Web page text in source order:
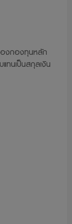
องกองทุนหลัก
นเป็นสกุลเงิน
ก.ล.ต. และ
กงานคณะ
ลักทรัพย์เพื่อ
ระกาศต่างๆ ที่
เผยการลงทุน
จะสามารถ
ที่ปรากฏบน
ง ลอกเลียนแบบ
าหน้าที่ของ
ามเสียหายใน
เข้าเยี่ยมชม